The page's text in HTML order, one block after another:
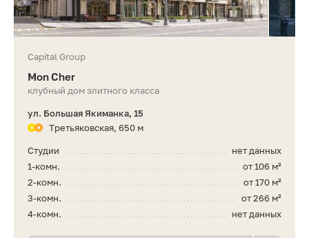
Capital Group
Mon Cher
клубный дом элитного класса
ул. Большая Якиманка, 15
Третьяковская, 650 м
нет данных
Студии
от 106 м²
1-комн.
от 170 м²
2-комн.
от 266 м²
3-комн.
нет данных
4-комн.